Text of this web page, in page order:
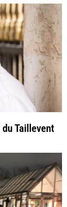
Taillevent